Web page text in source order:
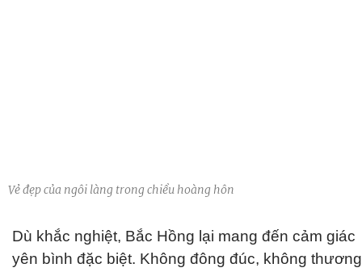
Vẻ đẹp của ngôi làng trong chiều hoàng hôn
Dù khắc nghiệt, Bắc Hồng lại mang đến cảm giác
yên bình đặc biệt. Không đông đúc, không thương